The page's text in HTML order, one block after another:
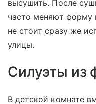
высушить. После
часто меняют форму
не стоит сразу же
улицы.
Силуэты из
В детской комнате